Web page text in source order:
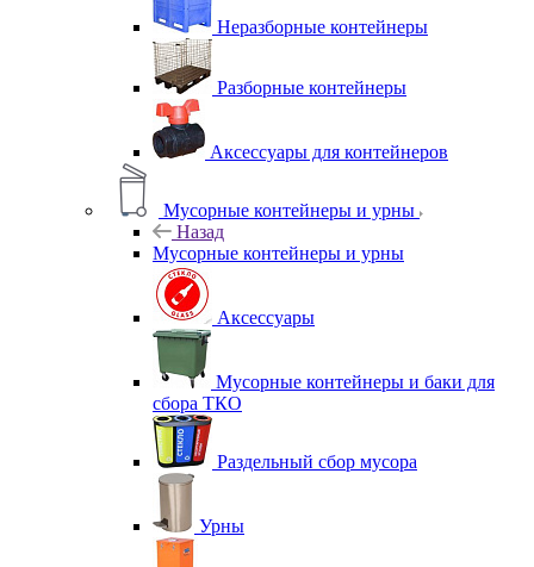
Неразборные контейнеры
Разборные контейнеры
Аксессуары для контейнеров
Мусорные контейнеры и урны
Назад
Мусорные контейнеры и урны
Аксессуары
Мусорные контейнеры и баки для
сбора ТКО
Раздельный сбор мусора
Урны